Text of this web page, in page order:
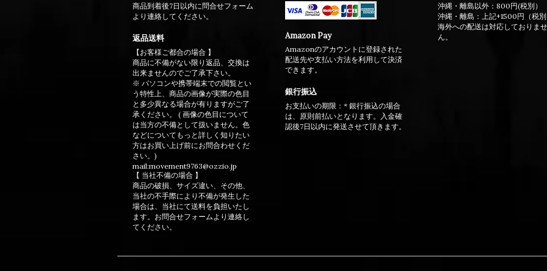
商品到着後7日以内に問合せフォーム
より連絡してください。
返品送料
【お客様ご都合の場合 】
商品に不備がない限り返品、交換は
出来ませんのでご了承下さい。
※ パソコンや携帯端末での閲覧とい
う特性上、商品の画像が実際の色目
と多少異なる場合が有りますがご了
承ください。 ( 画像の色目について
は当方の不備として扱いません。色
などについてもっと詳しく知りたい
方はお買い上げ前にお問合わせくだ
さい。)
mail:movement9763@ozzio.jp
【 当社不備の場合 】
商品の破損、サイズ違い、その他、
当社の不手際により不備が発生した
場合は、当社にて送料を負担いたし
ます。お問合せフォームより連絡し
てください。
Amazon Pay
Amazonのアカウントに登録された
配送先や支払い方法を利用して決済
できます。
銀行振込
お支払いの期限：* 銀行振込の場合
は、原則前払いとなります。入金確
認後7日以内に発送させて頂きます。
沖縄・離島以外：800円(税別）
沖縄・離島：上記+1500円（税
海外への配送は対応しておりませ
ん。